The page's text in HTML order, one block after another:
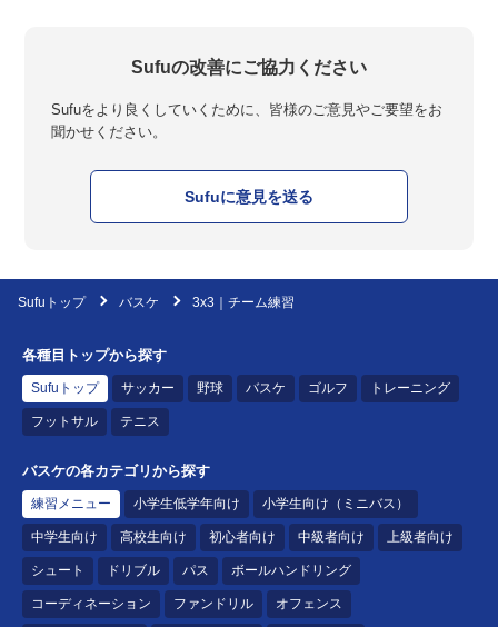
Sufuの改善にご協力ください
Sufuをより良くしていくために、皆様のご意見やご要望をお
聞かせください。
Sufuに意見を送る
Sufuトップ バスケ 3x3｜チーム練習
各種目トップから探す
Sufuトップ サッカー 野球 バスケ ゴルフ トレーニング
フットサル テニス
バスケの各カテゴリから探す
練習メニュー 小学生低学年向け 小学生向け（ミニバス）
中学生向け 高校生向け 初心者向け 中級者向け 上級者向け
シュート ドリブル パス ボールハンドリング
コーディネーション ファンドリル オフェンス